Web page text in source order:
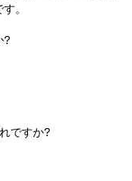
。
?
ですか?